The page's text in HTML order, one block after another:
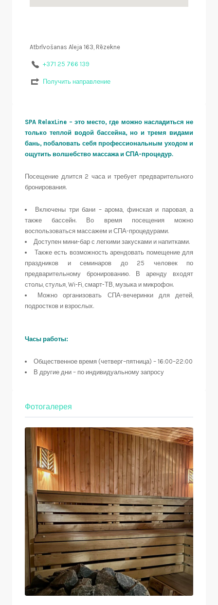
Atbrīvošanas Aleja 163, Rēzekne
+371 25 766 139
Получить направление
SPA RelaxLine – это место, где можно насладиться не
только теплой водой бассейна, но и тремя видами
бань, побаловать себя профессиональным уходом и
ощутить волшебство массажа и СПА-процедур.
Посещение длится 2 часа и требует предварительного
бронирования.
Включены три бани – арома, финская и паровая, а
также бассейн. Во время посещения можно
воспользоваться массажем и СПА-процедурами.
Доступен мини-бар с легкими закусками и напитками.
Также есть возможность арендовать помещение для
праздников и семинаров до 25 человек по
предварительному бронированию. В аренду входят
столы, стулья, Wi-Fi, смарт-ТВ, музыка и микрофон.
Можно организовать СПА-вечеринки для детей,
подростков и взрослых.
Часы работы:
Общественное время (четверг–пятница) – 16:00–22:00
В другие дни – по индивидуальному запросу
Фотогалерея